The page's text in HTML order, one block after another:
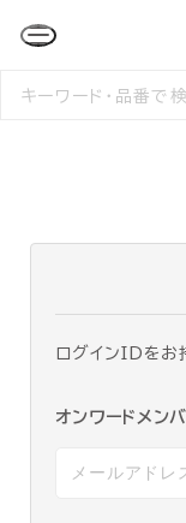
検
ログインIDをお
オンワードメン